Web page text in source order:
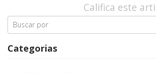
Califica este
Search
for:
Categorias